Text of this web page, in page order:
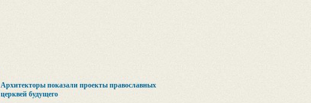
Архитекторы показали проекты православных
церквей будущего